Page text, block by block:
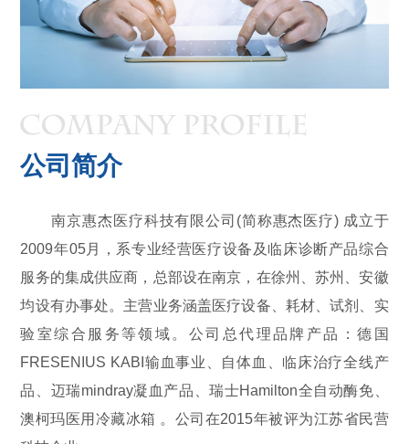
公司简介
南京惠杰医疗科技有限公司(简称惠杰医疗) 成立于
2009年05月，系专业经营医疗设备及临床诊断产品综合
服务的集成供应商，总部设在南京，在徐州、苏州、安徽
均设有办事处。主营业务涵盖医疗设备、耗材、试剂、实
验室综合服务等领域。公司总代理品牌产品：德国
FRESENIUS KABI输血事业、自体血、临床治疗全线产
品、迈瑞mindray凝血产品 、瑞士Hamilton全自动酶免、
澳柯玛医用冷藏冰箱 。公司在2015年被评为江苏省民营